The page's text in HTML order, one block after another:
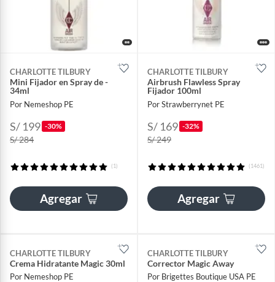
CHARLOTTE TILBURY
Mini Fijador en Spray de -
34ml
Por Nemeshop PE
S/ 199 -30%
S/ 284
(1)
Agregar
CHARLOTTE TILBURY
Airbrush Flawless Spray
Fijador 100ml
Por Strawberrynet PE
S/ 169 -32%
S/ 249
(1461)
Agregar
CHARLOTTE TILBURY
Crema Hidratante Magic 30ml
Por Nemeshop PE
CHARLOTTE TILBURY
Corrector Magic Away
Por Brigettes Boutique USA PE